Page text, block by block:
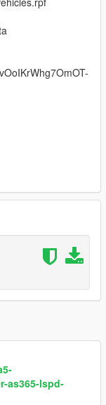
as365-lspd-